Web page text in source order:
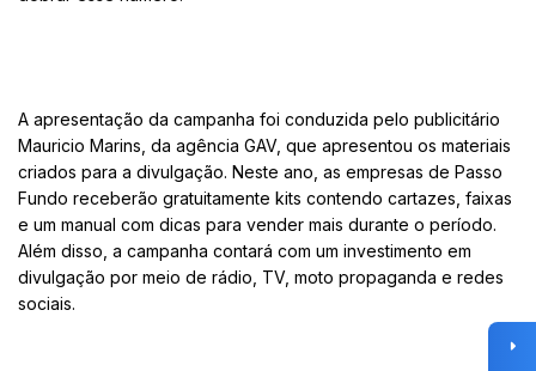
A apresentação da campanha foi conduzida pelo publicitário
Mauricio Marins, da agência GAV, que apresentou os materiais
criados para a divulgação. Neste ano, as empresas de Passo
Fundo receberão gratuitamente kits contendo cartazes, faixas
e um manual com dicas para vender mais durante o período.
Além disso, a campanha contará com um investimento em
divulgação por meio de rádio, TV, moto propaganda e redes
sociais.